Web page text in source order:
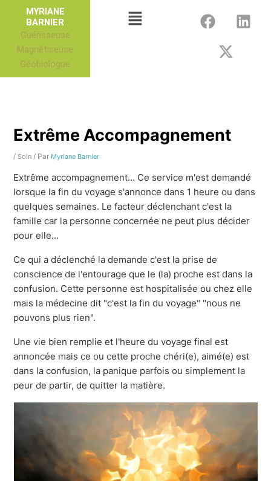
contenu
MYRIANE
BARNIER
Guérisseuse
Magnétiseuse
Géobiologue
Menu
F
a
L
i
t
w
r
Extrême Accompagnement
/Soin / Par Myriane Barnier
Extrême accompagnement… Ce service m'est demandé
lorsque la fin du voyage s'annonce dans 1 heure ou dans
quelques semaines. Le facteur déclenchant c'est la
famille car la personne concernée ne peut plus décider
pour elle…
Ce qui a déclenché la demande c'est la prise de
conscience de l'entourage que le (la) proche est dans la
confusion. Cette personne est hospitalisée ou chez elle
mais la médecine dit "c'est la fin du voyage" "nous ne
pouvons plus rien".
Une vie bien remplie et l'heure du voyage final est
annoncée mais ce ou cette proche chéri(e), aimé(e) est
dans la confusion, la panique parfois ou simplement la
peur de partir, de quitter la matière.